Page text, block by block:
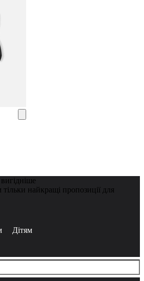
найкращі пропозиції для
Дітям